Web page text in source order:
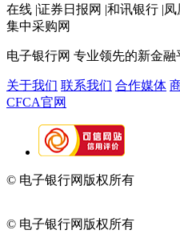
在线 |证券日报网 |和讯银行 |
集中采购网
电子银行网 专业领先的新金融
关于我们 联系我们 合作媒体
CFCA官网
© 电子银行网版权所有
© 电子银行网版权所有